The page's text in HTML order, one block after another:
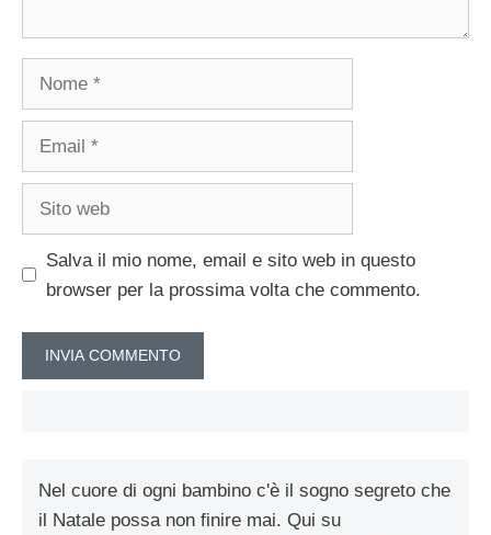
Nome
Email
Sito
Salva il mio nome, email e sito web in questo
browser per la prossima volta che commento.
Nel cuore di ogni bambino c'è il sogno segreto che
il Natale possa non finire mai. Qui su